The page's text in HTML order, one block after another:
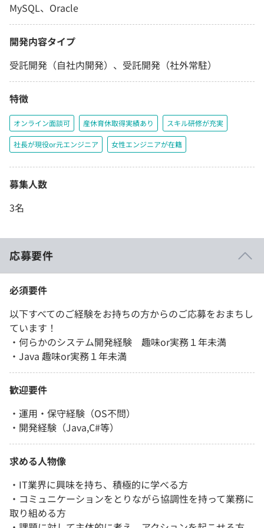
MySQL、Oracle
開発内容タイプ
受託開発（自社内開発）、受託開発（社外常駐）
特徴
オンライン面談可 産休育休取得実績あり スキル研修が充実
社長が現役or元エンジニア 女性エンジニアが在籍
募集人数
3名
応募要件
必須要件
以下すべてのご経験をお持ちの方からのご応募をおまちし
ています！
・何らかのシステム開発経験 趣味or実務１年未満
・Java 趣味or実務１年未満
歓迎要件
・運用・保守経験（OS不問）
・開発経験（Java,C#等）
求める人物像
・IT業界に興味を持ち、積極的に学べる方
・コミュニケーションをとりながら協調性を持って業務に
取り組める方